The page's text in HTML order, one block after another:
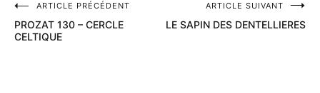
ARTICLE PRÉCÉDENT
PROZAT 130 – CERCLE
CELTIQUE
ARTICLE SUIVANT
LE SAPIN DES DENTELLIERES